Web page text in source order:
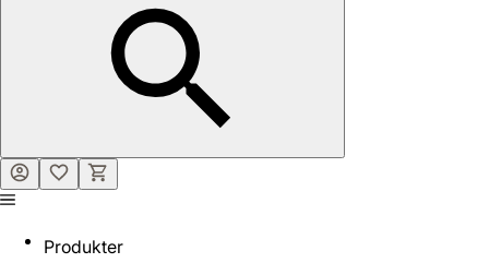
Produkter